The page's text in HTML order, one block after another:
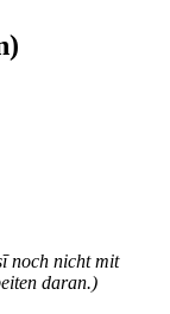
noch nicht mit
daran.)